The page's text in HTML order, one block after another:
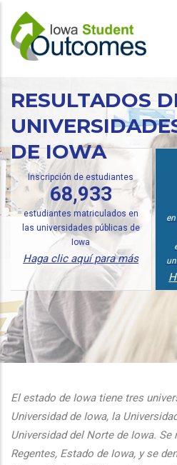
Pasar
contenido
principal
actions
RESULTADOS
DE IOWA
de estudiantes
68,933
matriculados en
públicas de
clic aquí para más
Impacto
$
en impacto
el
empleos
universidades
Haga clic
El estado de Iowa tiene tres
Universidad de Iowa, la
Universidad del Norte de Iowa. Se
Regentes, Estado de Iowa, y se